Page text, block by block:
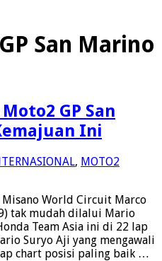
GP San Marino
GP San
Ini
, MOTO2
Misano World Circuit Marco
tak mudah dilalui Mario
Team Asia ini di 22 lap
Suryo Aji yang mengawali
chart posisi paling baik …